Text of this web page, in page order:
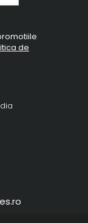
de